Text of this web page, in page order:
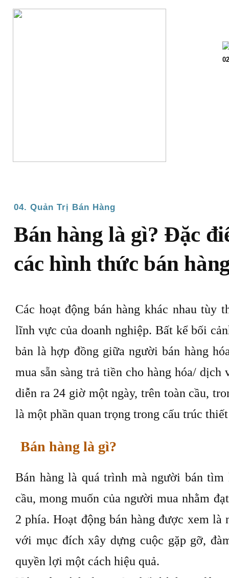
04. Quản Trị Bán Hàng
Bán hàng là gì? Đặc
các hình thức bán
Các hoạt động bán hàng khác nhau tùy
lĩnh vực của doanh nghiệp. Bất kể bối
bản là hợp đồng giữa người bán hàng
mua sẵn sàng trả tiền cho hàng hóa/ dịch
diễn ra 24 giờ một ngày, trên toàn cầu,
là một phần quan trọng trong cấu trúc
Bán hàng là gì?
Bán hàng là quá trình mà người bán tìm
cầu, mong muốn của người mua nhằm
2 phía. Hoạt động bán hàng được xem là
với mục đích xây dựng cuộc gặp gỡ,
quyền lợi một cách hiệu quả.